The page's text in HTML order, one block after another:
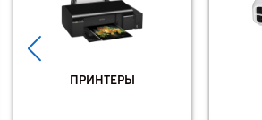
ПРИНТЕРЫ